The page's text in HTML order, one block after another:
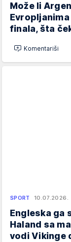
Može li
finala, šta
Komentariši
SPORT 10.07.2026.
Engleska ga
Haland sa
vodi Vikinge